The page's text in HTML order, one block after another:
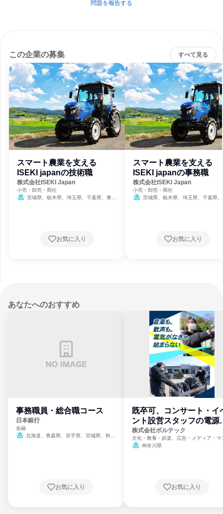
問題を報告する
この企業の募集 すべて見る
スマート農業を支える
ISEKI japanの技術職
株式会社ISEKI Japan
小売・卸売・商社
茨城県、栃木県、埼玉県、千葉県、東京
お気に入り
スマート農業を支える
ISEKI japanの事務職
株式会社ISEKI Japan
小売・卸売・商社
茨城県、栃木県、埼玉県、千葉県
お気に入り
あなたへのおすすめ
事務職員・総合職コース
日本銀行
金融
北海道、青森県、岩手県、宮城県、秋田
崎県、熊本県、大分県、宮崎県、鹿児島県、
お気に入り
既卒可、コンサート・イ
ント設営スタッフの電源
門
株式会社ボルテック
文化・教養・娯楽、広告・メディア・マ
ミ、電力・ガス・水道・エネルギー
神奈川県
お気に入り